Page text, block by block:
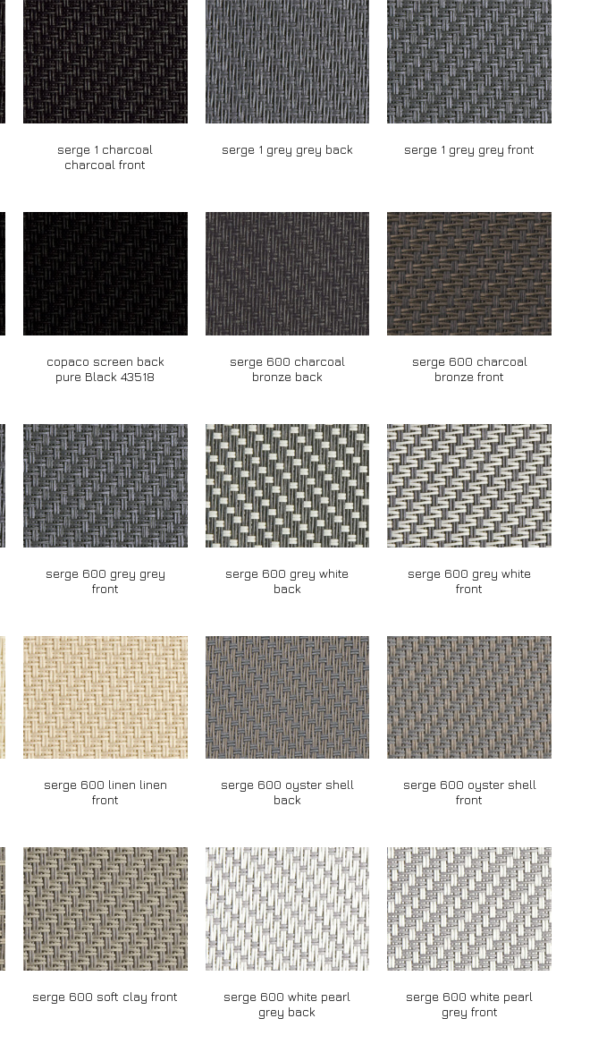
serge 1 charcoal
charcoal front
serge 1 grey grey back serge 1 grey grey front
copaco screen back
pure Black 43518
serge 600 charcoal
bronze back
serge 600 charcoal
bronze front
serge 600 grey grey
front
serge 600 grey white
back
serge 600 grey white
front
serge 600 linen linen
front
serge 600 oyster shell
back
serge 600 oyster shell
front
serge 600 soft clay front
serge 600 white pearl
grey back
serge 600 white pearl
grey front